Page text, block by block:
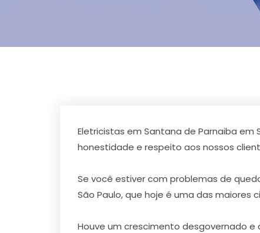
Eletricistas em Santana de Parnaiba em
honestidade e respeito aos nossos
Se você estiver com problemas de
São Paulo, que hoje é uma das maiores
Houve um crescimento desgovernado